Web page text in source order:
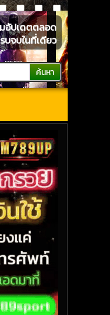
อัปเดตตลอด
บจบในที่เดียว
ค้นหา